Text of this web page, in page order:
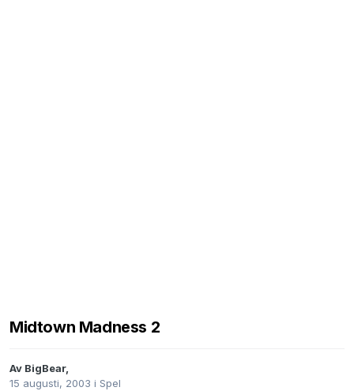
Midtown Madness 2
Av BigBear,
15 augusti, 2003 i Spel